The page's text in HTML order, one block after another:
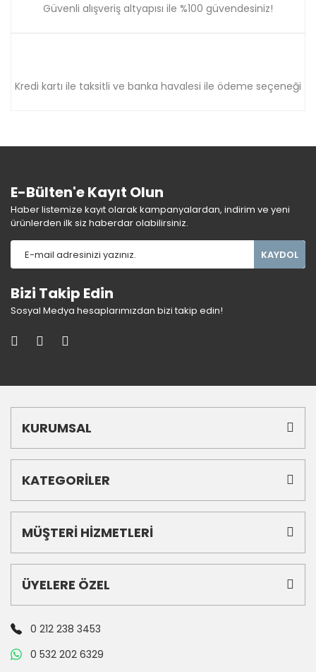
Güvenli alışveriş altyapısı ile %100 güvendesiniz!
Kredi kartı ile taksitli ve banka havalesi ile ödeme seçeneği
E-Bülten'e Kayıt Olun
Haber listemize kayıt olarak kampanyalardan, indirim ve yeni
ürünlerden ilk siz haberdar olabilirsiniz.
KAYDOL
Bizi Takip Edin
Sosyal Medya hesaplarımızdan bizi takip edin!
KURUMSAL
KATEGORİLER
MÜŞTERİ HİZMETLERİ
ÜYELERE ÖZEL
0 212 238 3453
0 532 202 6329